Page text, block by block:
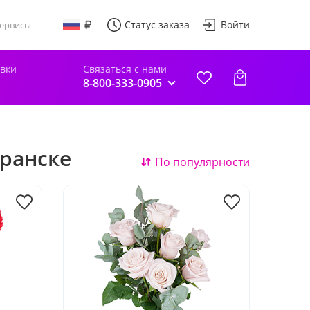
Статус заказа Войти
Связаться с нами
8-800-333-0905
По популярности